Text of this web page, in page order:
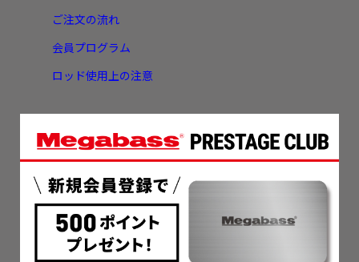
ご注文の流れ
会員プログラム
ロッド使用上の注意